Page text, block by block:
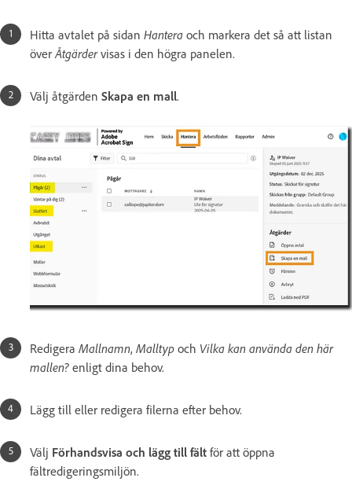
Hitta avtalet på sidan Hantera och markera det så att listan
över Åtgärdervisas i den högra panelen.
Välj åtgärden Skapa en mall.
Redigera Mallnamn, Malltyp och Vilka kan använda den här
mallen? enligt dina behov.
Lägg till eller redigera filerna efter behov.
Välj Förhandsvisa och lägg till fält för att öppna
fältredigeringsmiljön.